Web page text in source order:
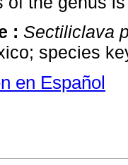
: Sectiliclava
species
en Español